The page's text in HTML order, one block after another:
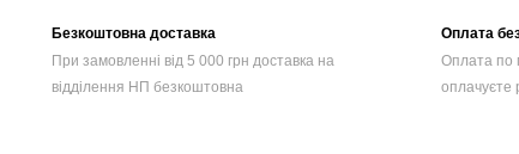
Безкоштовна доставка
При замовленні від 5 000 грн доставка на
відділення НП безкоштовна
Оплата без
Оплата по
оплачуєте